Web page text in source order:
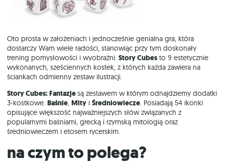
Oto prosta w założeniach i jednocześnie genialna gra, która
dostarczy Wam wiele radości, stanowiąc przy tym doskonały
trening pomysłowości i wyobraźni. Story Cubes to 9 estetycznie
wykonanych, sześciennych kostek, z których każda zawiera na
ściankach odmienny zestaw ilustracji.
Story Cubes: Fantazjesą zestawem w którym odnajdziemy dodatki
3-kostkowe: Baśnie, Mity i Średniowiecze. Posiadają 54 ikonki
opisujące większość najważniejszych słów związanych z
popularnymi baśniami, grecką i rzymską mitologią oraz
średniowieczem i etosem rycerskim.
Na czym to polega?